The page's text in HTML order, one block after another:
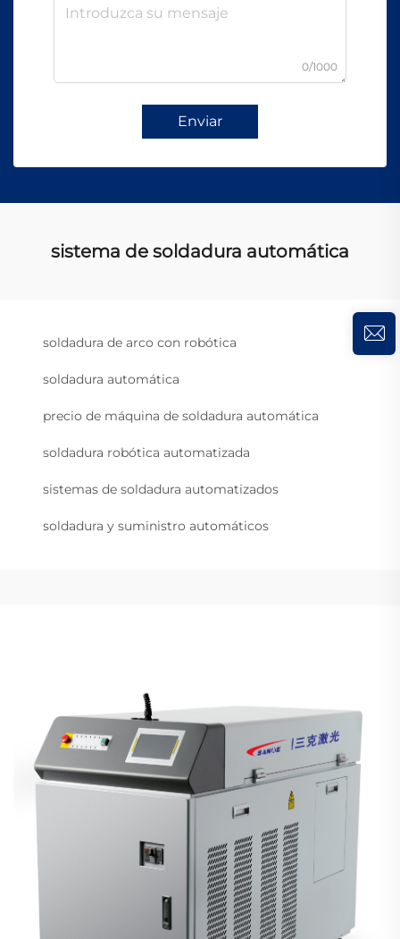
0/1000
Enviar
sistema de soldadura automática
soldadura de arco con robótica
soldadura automática
precio de máquina de soldadura automática
soldadura robótica automatizada
sistemas de soldadura automatizados
soldadura y suministro automáticos